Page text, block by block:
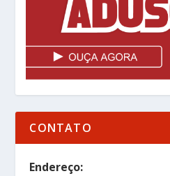
CONTATO
Endereço: